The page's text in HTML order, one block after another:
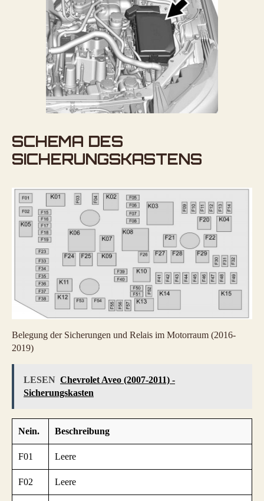
SCHEMA DES
SICHERUNGSKASTENS
Belegung der Sicherungen und Relais im Motorraum (2016-
2019)
LESEN Chevrolet Aveo (2007-2011) -
Sicherungskasten
Nein. Beschreibung
F01 Leere
F02 Leere